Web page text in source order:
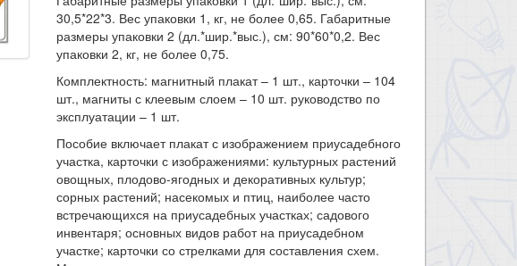
30,5*22*3. Вес упаковки 1, кг, не более 0,65. Габаритные
размеры упаковки 2 (дл.*шир.*выс.), см: 90*60*0,2. Вес
упаковки 2, кг, не более 0,75.
Комплектность: магнитный плакат – 1 шт., карточки – 104
шт., магниты с клеевым слоем – 10 шт. руководство по
эксплуатации – 1 шт.
Пособие включает плакат с изображением приусадебного
участка, карточки с изображениями: культурных растений
овощных, плодово-ягодных и декоративных культур;
сорных растений; насекомых и птиц, наиболее часто
встречающихся на приусадебных участках; садового
инвентаря; основных видов работ на приусадебном
участке; карточки со стрелками для составления схем.